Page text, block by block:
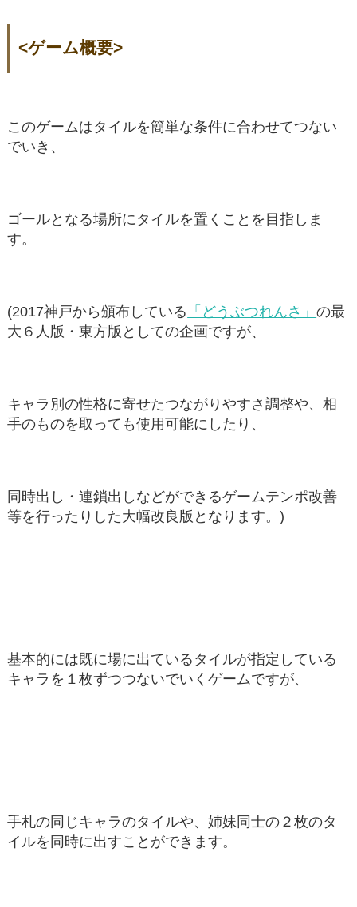
<ゲーム概要>
このゲームはタイルを簡単な条件に合わせてつない
でいき、
ゴールとなる場所にタイルを置くことを目指しま
す。
(2017神戸から頒布している 「どうぶつれんさ」の最
大６人版・東方版としての企画ですが、
キャラ別の性格に寄せたつながりやすさ調整や、相
手のものを取っても使用可能にしたり、
同時出し・連鎖出しなどができるゲームテンポ改善
等を行ったりした大幅改良版となります。)
基本的には既に場に出ているタイルが指定している
キャラを１枚ずつつないでいくゲームですが、
手札の同じキャラのタイルや、姉妹同士の２枚のタ
イルを同時に出すことができます。